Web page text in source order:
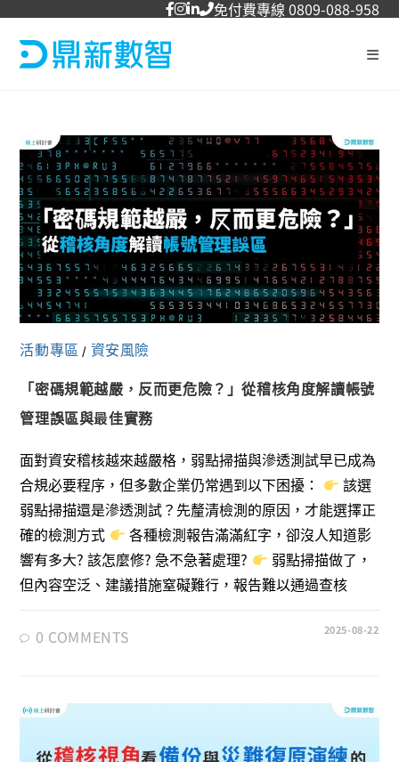
免付費專線 0809-088-958
活動專區 / 資安風險
「密碼規範越嚴，反而更危險？」從稽核角度解讀帳號
管理誤區與最佳實務
面對資安稽核越來越嚴格，弱點掃描與滲透測試早已成為
合規必要程序，但多數企業仍常遇到以下困擾：
該選
弱點掃描還是滲透測試？先釐清檢測的原因，才能選擇正
確的檢測方式
各種檢測報告滿滿紅字，卻沒人知道影
響有多大? 該怎麼修? 急不急著處理?
弱點掃描做了，
但內容空泛、建議措施窒礙難行，報告難以通過查核
0 COMMENTS 2025-08-22